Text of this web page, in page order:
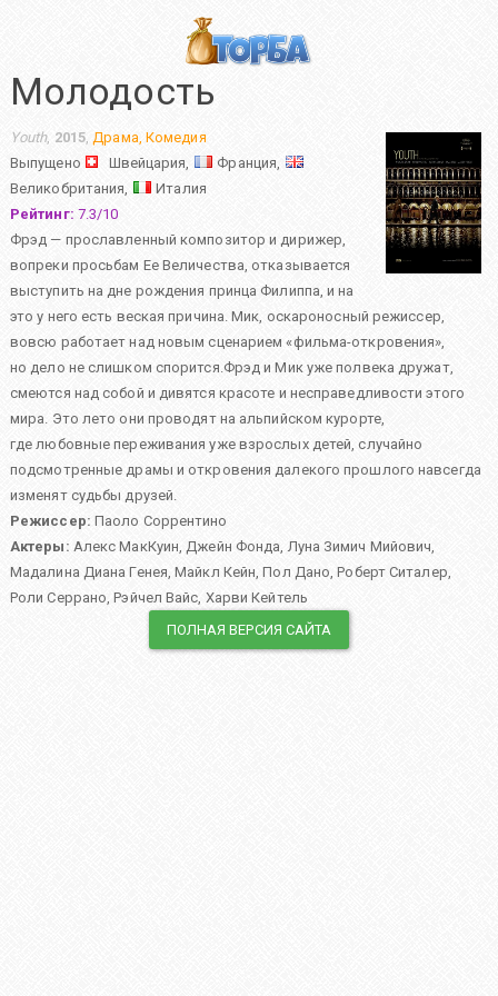
Молодость
Youth, 2015,Драма, Комедия
Выпущено
Швейцария,
Франция,
Великобритания,
Италия
Рейтинг: 7.3/10
Фрэд — прославленный композитор и дирижер,
вопреки просьбам Ее Величества, отказывается
выступить на дне рождения принца Филиппа, и на
это у него есть веская причина. Мик, оскароносный режиссер,
вовсю работает над новым сценарием «фильма-откровения»,
но дело не слишком спорится.Фрэд и Мик уже полвека дружат,
смеются над собой и дивятся красоте и несправедливости этого
мира. Это лето они проводят на альпийском курорте,
где любовные переживания уже взрослых детей, случайно
подсмотренные драмы и откровения далекого прошлого навсегда
изменят судьбы друзей.
Режиссер: Паоло Соррентино
Актеры: Алекс МакКуин,Джейн Фонда,Луна Зимич Мийович,
Мадалина Диана Генея,Майкл Кейн,Пол Дано,Роберт Ситалер,
Роли Серрано,Рэйчел Вайс, Харви Кейтель
ПОЛНАЯ ВЕРСИЯ САЙТА